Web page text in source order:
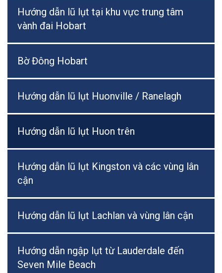
Hướng dẫn lũ lụt tại khu vực trung tâm
vành đai Hobart
Bờ Đông Hobart
Hướng dẫn lũ lụt Huonville / Ranelagh
Hướng dẫn lũ lụt Huon trên
Hướng dẫn lũ lụt Kingston và các vùng lân
cận
Hướng dẫn lũ lụt Lachlan và vùng lân cận
Hướng dẫn ngập lụt từ Lauderdale đến
Seven Mile Beach